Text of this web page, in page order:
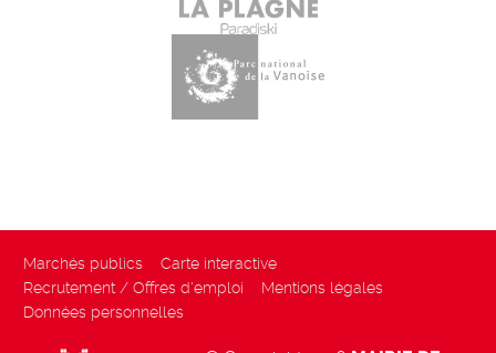
Marchés publics
Carte interactive
Recrutement / Offres d'emploi
Mentions légales
Données personnelles